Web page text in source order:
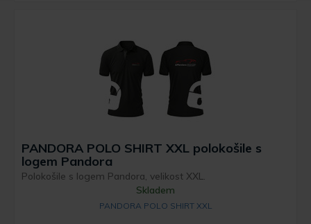
PANDORA POLO SHIRT XXL polokošile s
logem Pandora
Polokošile s logem Pandora, velikost XXL.
Skladem
PANDORA POLO SHIRT XXL